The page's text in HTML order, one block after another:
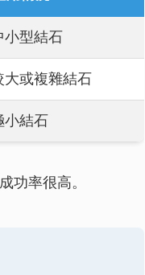
小型結石
大或複雜結石
小結石
功率很高。